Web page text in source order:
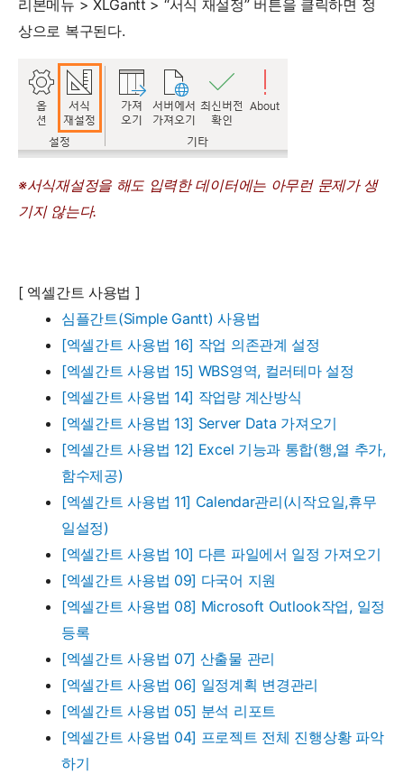
리본메뉴 > XLGantt > “서식 재설정” 버튼을 클릭하면 정
상으로 복구된다.
※서식재설정을 해도 입력한 데이터에는 아무런 문제가 생
기지 않는다.
[ 엑셀간트 사용법 ]
심플간트(Simple Gantt) 사용법
[엑셀간트 사용법 16] 작업 의존관계 설정
[엑셀간트 사용법 15] WBS영역, 컬러테마 설정
[엑셀간트 사용법 14] 작업량 계산방식
[엑셀간트 사용법 13] Server Data 가져오기
[엑셀간트 사용법 12] Excel 기능과 통합(행,열 추가,
함수제공)
[엑셀간트 사용법 11] Calendar관리(시작요일,휴무
일설정)
[엑셀간트 사용법 10] 다른 파일에서 일정 가져오기
[엑셀간트 사용법 09] 다국어 지원
[엑셀간트 사용법 08] Microsoft Outlook작업, 일정
등록
[엑셀간트 사용법 07] 산출물 관리
[엑셀간트 사용법 06] 일정계획 변경관리
[엑셀간트 사용법 05] 분석 리포트
[엑셀간트 사용법 04] 프로젝트 전체 진행상황 파악
하기